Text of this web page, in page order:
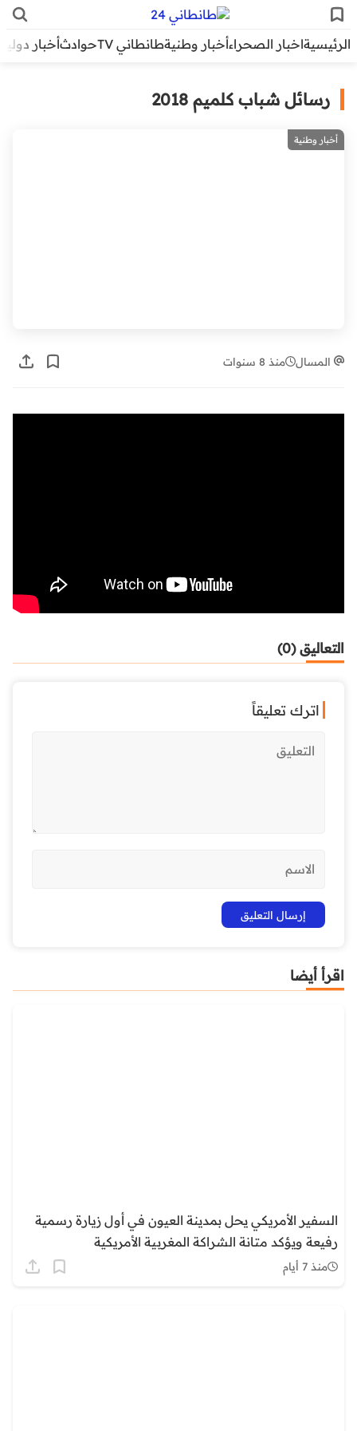
الرئيسيةاخبار الصحراءأخبار وطنيةطانطاني TV حوادثأخبار دولية
رسائل شباب كلميم 2018
أخبار وطنية
المسال منذ 8 سنوات
التعاليق (0)
اترك تعليقاً
اقرأ أيضا
السفير الأمريكي يحل بمدينة العيون في أول زيارة رسمية
رفيعة ويؤكد متانة الشراكة المغربية الأمريكية
منذ 7 أيام